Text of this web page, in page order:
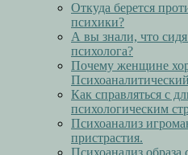
Откуда берется
психики?
А вы знали, что
психолога?
Почему женщине
Как справляться с
психологическим
Психоанализ
пристрастия.